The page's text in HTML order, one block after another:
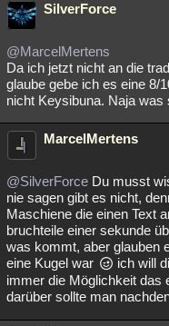
SilverForce
@MarcelMertens
Da ich jetzt nicht an die
glaube gebe ich es eine 8/
nicht Keysibuna. Naja
MarcelMertens
@SilverForce Du musst
nie sagen gibt es nicht,
Maschiene die einen Text
bruchteile einer sekunde
was kommt, aber glauben
eine Kugel war
ich will
immer die Möglichkeit das
darüber sollte man